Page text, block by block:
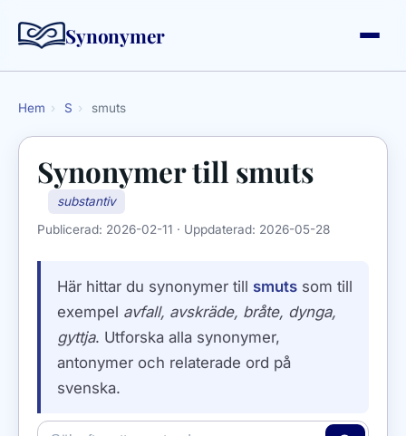
Synonymer
Hem › S › smuts
Synonymer till smuts
substantiv
Publicerad: 2026-02-11 · Uppdaterad: 2026-05-28
Här hittar du synonymer till smuts som till
exempel avfall, avskräde, bråte, dynga,
gyttja. Utforska alla synonymer,
antonymer och relaterade ord på
svenska.